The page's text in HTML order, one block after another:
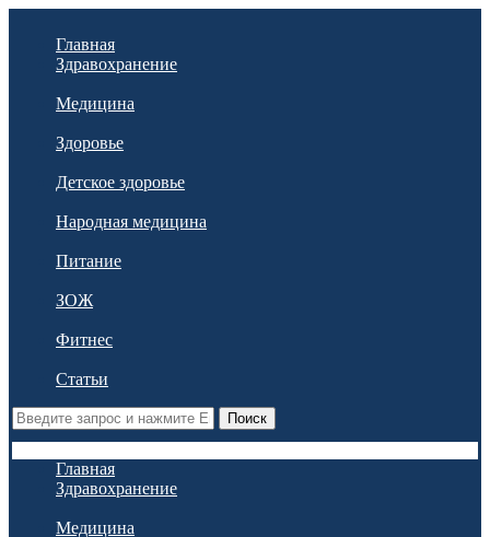
Главная
Здравохранение
Медицина
Здоровье
Детское здоровье
Народная медицина
Питание
ЗОЖ
Фитнес
Статьи
Поиск
Главная
Здравохранение
Медицина